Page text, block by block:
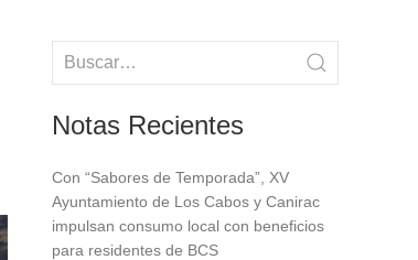
Notas Recientes
Con “Sabores de Temporada”, XV
Ayuntamiento de Los Cabos y Canirac
impulsan consumo local con beneficios
para residentes de BCS